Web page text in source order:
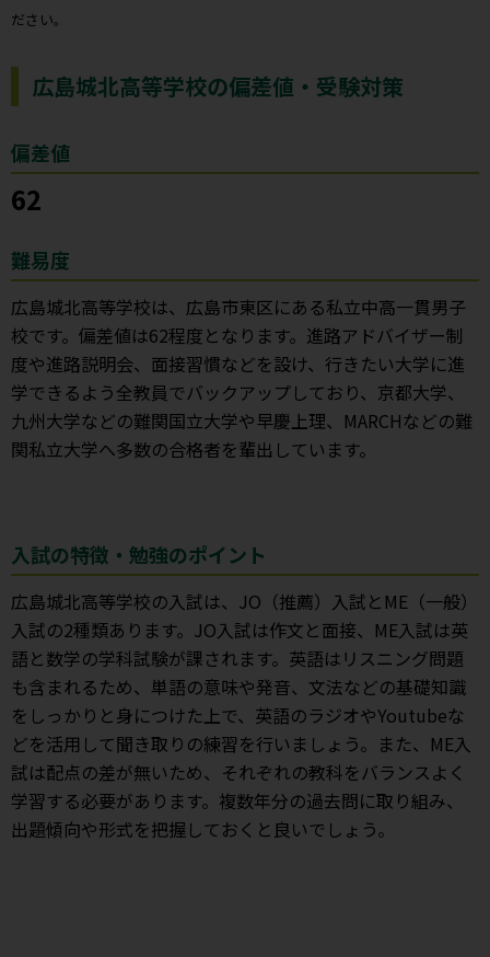
ださい。
広島城北高等学校の偏差値・受験対策
偏差値
62
難易度
広島城北高等学校は、広島市東区にある私立中高一貫男子
校です。偏差値は62程度となります。進路アドバイザー制
度や進路説明会、面接習慣などを設け、行きたい大学に進
学できるよう全教員でバックアップしており、京都大学、
九州大学などの難関国立大学や早慶上理、MARCHなどの難
関私立大学へ多数の合格者を輩出しています。
入試の特徴・勉強のポイント
広島城北高等学校の入試は、JO（推薦）入試とME（一般）
入試の2種類あります。JO入試は作文と面接、ME入試は英
語と数学の学科試験が課されます。英語はリスニング問題
も含まれるため、単語の意味や発音、文法などの基礎知識
をしっかりと身につけた上で、英語のラジオやYoutubeな
どを活用して聞き取りの練習を行いましょう。また、ME入
試は配点の差が無いため、それぞれの教科をバランスよく
学習する必要があります。複数年分の過去問に取り組み、
出題傾向や形式を把握しておくと良いでしょう。